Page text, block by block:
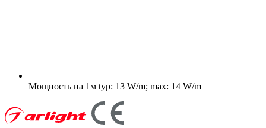
Мощность на 1м typ: 13 W/m; max: 14 W/m